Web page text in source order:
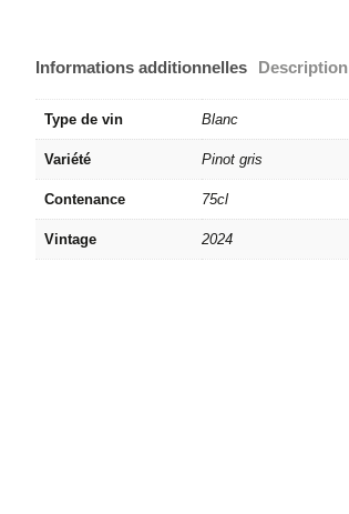
quantité
Informations additionnelles Description
Type de vin Blanc
Variété Pinot gris
Contenance 75cl
Vintage 2024